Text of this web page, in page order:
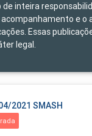
de inteira
e o
Essas
legal.
2021 SMASH